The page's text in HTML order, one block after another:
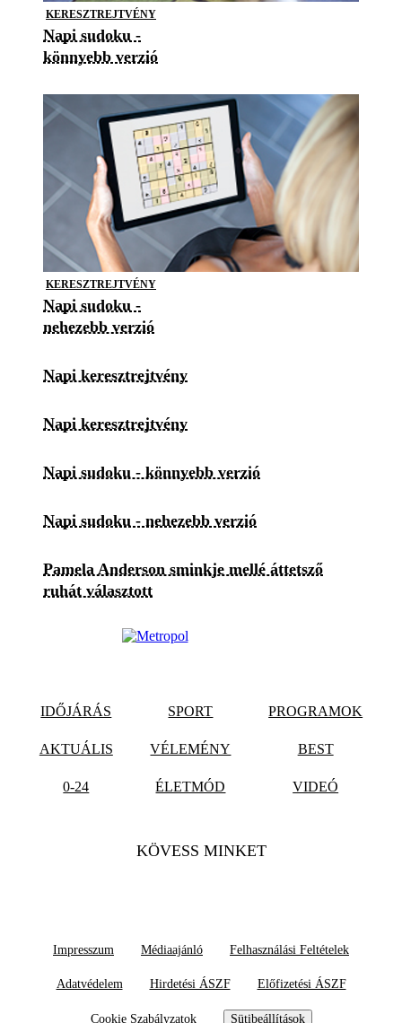
KERESZTREJTVÉNY
Napi sudoku -
könnyebb verzió
KERESZTREJTVÉNY
Napi sudoku -
nehezebb verzió
Napi keresztrejtvény
Napi keresztrejtvény
Napi sudoku - könnyebb verzió
Napi sudoku - nehezebb verzió
Pamela Anderson sminkje mellé áttetsző
ruhát választott
IDŐJÁRÁS SPORT PROGRAMOK
AKTUÁLIS VÉLEMÉNY BEST
0-24 ÉLETMÓD VIDEÓ
KÖVESS MINKET
Impresszum Médiaajánló Felhasználási Feltételek
Adatvédelem Hirdetési ÁSZF Előfizetési ÁSZF
Cookie Szabályzatok Sütibeállítások